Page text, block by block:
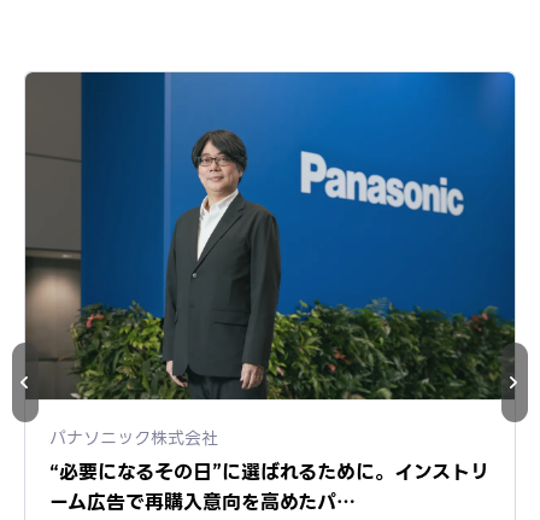
パナソニック株式会社
“必要になるその日”に選ばれるために。インストリ
ーム広告で再購入意向を高めたパ…